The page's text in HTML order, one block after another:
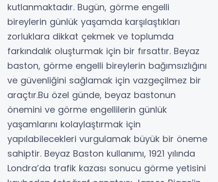
kutlanmaktadır. Bugün, görme engelli
bireylerin günlük yaşamda karşılaştıkları
zorluklara dikkat çekmek ve toplumda
farkındalık oluşturmak için bir fırsattır. Beyaz
baston, görme engelli bireylerin bağımsızlığını
ve güvenliğini sağlamak için vazgeçilmez bir
araçtır.Bu özel günde, beyaz bastonun
önemini ve görme engellilerin günlük
yaşamlarını kolaylaştırmak için
yapılabilecekleri vurgulamak büyük bir öneme
sahiptir. Beyaz Baston kullanımı, 1921 yılında
Londra’da trafik kazası sonucu görme yetisini